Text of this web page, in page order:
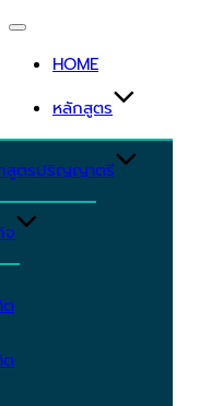
Toggle
navigation
HOME
หลักสูตร
สูตรปริญญาตรี
จ
ต
ต